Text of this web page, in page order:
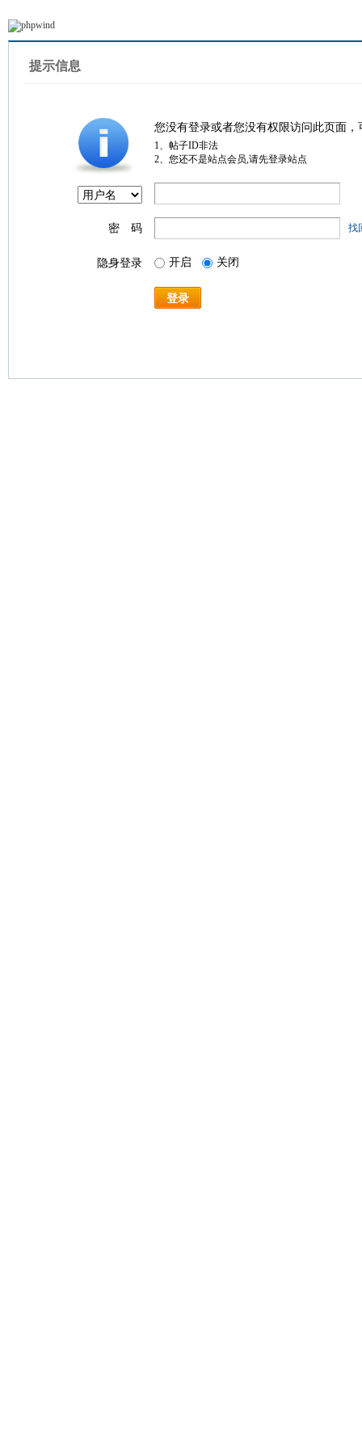
提示信息
您没有登录或者您没有权限访问此页面
1、帖子ID非法
2、您还不是站点会员,请先登录站点
密 码 找
隐身登录 开启 关闭
登录